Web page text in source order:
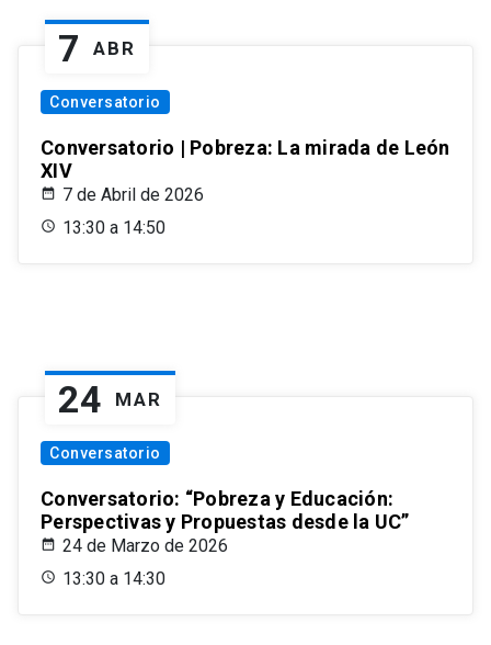
7 ABR
Conversatorio
Conversatorio | Pobreza: La mirada de León
XIV
7 de Abril de 2026
13:30 a 14:50
24 MAR
Conversatorio
Conversatorio: “Pobreza y Educación:
Perspectivas y Propuestas desde la UC”
24 de Marzo de 2026
13:30 a 14:30